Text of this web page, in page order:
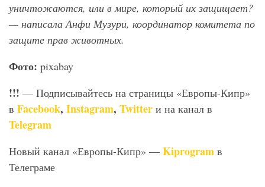
уничтожаются, или в мире, который их защищает?
— написала Анфи Музури, координатор комитета по
защите прав животных.
Фото: pixabay
!!! — Подписывайтесь на страницы «Европы-Кипр»
в Facebook, Instagram, Twitter и на канал в
Telegram
Новый канал «Европы-Кипр» — Kiprogram в
Телеграме